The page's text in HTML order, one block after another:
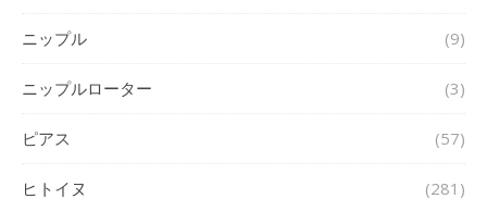
ニップル (9)
ニップルローター (3)
ピアス (57)
ヒトイヌ (281)